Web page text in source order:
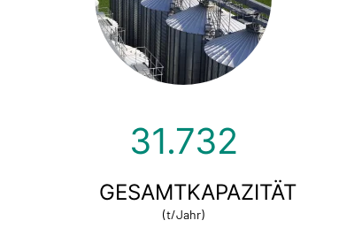
40.000
GESAMTKAPAZITÄT
(t/Jahr)